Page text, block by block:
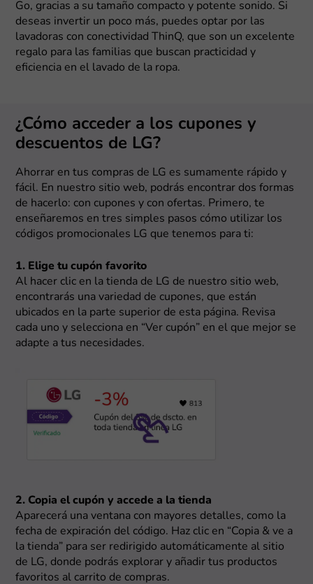
Go, gracias a su tamaño compacto y potente sonido. Si
deseas invertir un poco más, puedes optar por las
lavadoras con conectividad ThinQ, que son un excelente
regalo para las familias que buscan practicidad y
eficiencia en el lavado de la ropa.
¿Cómo acceder a los cupones y
descuentos de LG?
Ahorrar en tus compras de LG es sumamente rápido y
fácil. En nuestro sitio web, podrás encontrar dos formas
de hacerlo: con cupones y con ofertas. Primero, te
enseñaremos en tres simples pasos cómo utilizar los
códigos promocionales LG que tenemos para ti:
1. Elige tu cupón favorito
Al hacer clic en la tienda de LG de nuestro sitio web,
encontrarás una variedad de cupones, que están
ubicados en la parte superior de esta página. Revisa
cada uno y selecciona en “Ver cupón” en el que mejor se
adapte a tus necesidades.
2. Copia el cupón y accede a la tienda
Aparecerá una ventana con mayores detalles, como la
fecha de expiración del código. Haz clic en “Copia & ve a
la tienda” para ser redirigido automáticamente al sitio
de LG, donde podrás explorar y añadir tus productos
favoritos al carrito de compras.